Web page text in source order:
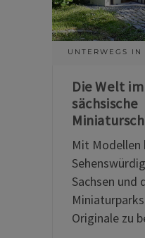
UNTERWEGS
Die Welt
sächsische
Mit Modellen
Sachsen und
Originale zu